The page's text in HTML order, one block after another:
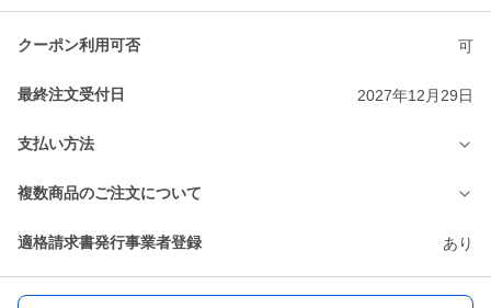
クーポン利用可否 可
最終注文受付日 2027年12月29日
支払い方法
複数商品のご注文について
適格請求書発行事業者登録 あり